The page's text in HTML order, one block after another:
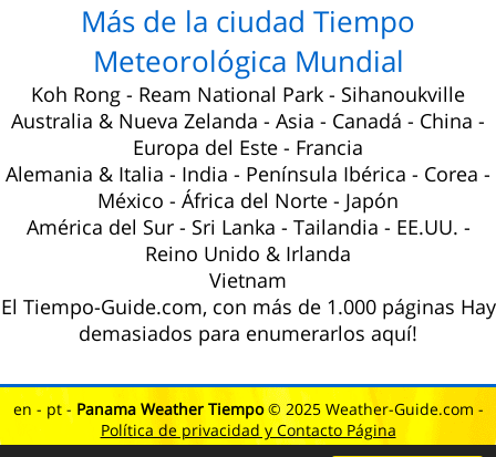
Más de la ciudad Tiempo
Meteorológica Mundial
Koh Rong - Ream National Park - Sihanoukville
Australia & Nueva Zelanda - Asia - Canadá - China -
Europa del Este - Francia
Alemania & Italia - India - Península Ibérica - Corea -
México - África del Norte - Japón
América del Sur- Sri Lanka - Tailandia - EE.UU. -
Reino Unido & Irlanda
Vietnam
El Tiempo-Guide.com, con más de 1.000 páginas Hay
demasiados para enumerarlos aquí!
en - pt- Panama Weather Tiempo© 2025 Weather-Guide.com -
Política de privacidad y Contacto Página